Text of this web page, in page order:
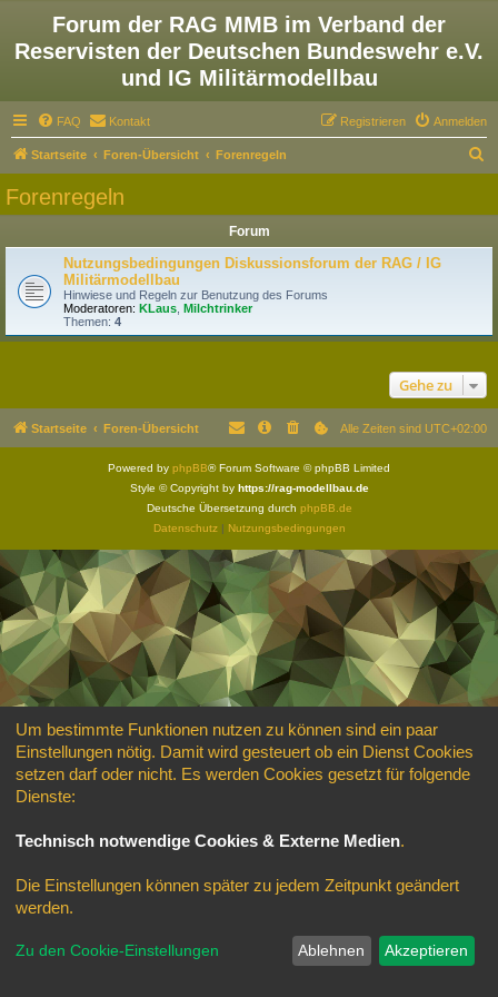
Forum der RAG MMB im Verband der
Reservisten der Deutschen Bundeswehr e.V.
und IG Militärmodellbau
FAQ Kontakt Anmelden
Registrieren
Startseite Foren-Übersicht Forenregeln
Forenregeln
Forum
Nutzungsbedingungen Diskussionsforum der RAG / IG
Militärmodellbau
Hinwiese und Regeln zur Benutzung des Forums
Moderatoren: KLaus Milchtrinker
Themen: 4
Gehe zu
Startseite Foren-Übersicht Alle Zeiten sind UTC+02:00
Powered by phpBB® Forum Software © phpBB Limited
Style © Copyright by https://rag-modellbau.de
Deutsche Übersetzung durch phpBB.de
Datenschutz| Nutzungsbedingungen
Um bestimmte Funktionen nutzen zu können sind ein paar
Einstellungen nötig. Damit wird gesteuert ob ein Dienst Cookies
setzen darf oder nicht. Es werden Cookies gesetzt für folgende
Dienste:
Technisch notwendige Cookies & Externe Medien.
Die Einstellungen können später zu jedem Zeitpunkt geändert
werden.
Zu den Cookie-Einstellungen Ablehnen Akzeptieren